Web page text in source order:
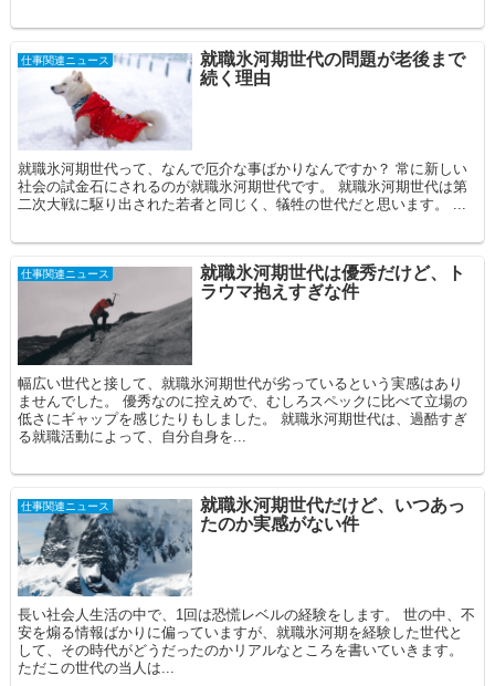
仕事関連ニュース
就職氷河期世代の問題が老後まで
続く理由
就職氷河期世代って、なんで厄介な事ばかりなんですか？ 常に新しい
社会の試金石にされるのが就職氷河期世代です。 就職氷河期世代は第
二次大戦に駆り出された若者と同じく、犠牲の世代だと思います。 ...
仕事関連ニュース
就職氷河期世代は優秀だけど、ト
ラウマ抱えすぎな件
幅広い世代と接して、就職氷河期世代が劣っているという実感はあり
ませんでした。 優秀なのに控えめで、むしろスペックに比べて立場の
低さにギャップを感じたりもしました。 就職氷河期世代は、過酷すぎ
る就職活動によって、自分自身を...
仕事関連ニュース
就職氷河期世代だけど、いつあっ
たのか実感がない件
長い社会人生活の中で、1回は恐慌レベルの経験をします。 世の中、不
安を煽る情報ばかりに偏っていますが、就職氷河期を経験した世代と
して、その時代がどうだったのかリアルなところを書いていきます。
ただこの世代の当人は...